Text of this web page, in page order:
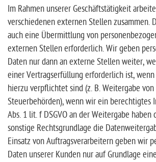
Im Rahmen unserer Geschäftstätigkeit
verschiedenen externen Stellen zusammen.
auch eine Übermittlung von
externen Stellen erforderlich. Wir geben
Daten nur dann an externe Stellen weiter,
einer Vertragserfüllung erforderlich ist,
hierzu verpflichtet sind (z. B. Weitergabe von
Steuerbehörden), wenn wir ein berechtigtes
Abs. 1 lit. f DSGVO an der Weitergabe haben
sonstige Rechtsgrundlage die
Einsatz von Auftragsverarbeitern geben wir
Daten unserer Kunden nur auf Grundlage